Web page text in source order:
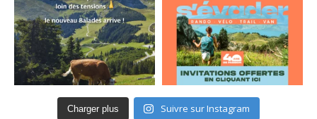
Charger plus Suivre sur Instagram